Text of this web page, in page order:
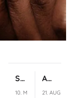
Swingen anfangen – Anleitung für die ersten 5 Minuten
10. MAI 2024
ADHS und Sex: So trickse ich mein sabotierendes Gehirn aus
21.